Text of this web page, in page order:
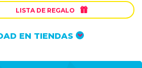
LISTA DE REGALO 
EN TIENDAS